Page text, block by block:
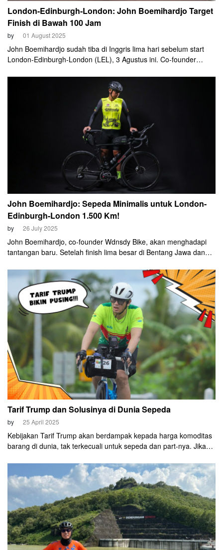
London-Edinburgh-London: John Boemihardjo Target
Finish di Bawah 100 Jam
by 01 August 2025
John Boemihardjo sudah tiba di Inggris lima hari sebelum start
London-Edinburgh-London (LEL), 3 Agustus ini. Co-founder
dengan cuaca. Sambil terus mempelajari rute dan perlengkapan
untuk event bersepeda 1.500 km tersebut.
John Boemihardjo: Sepeda Minimalis untuk London-
Edinburgh-London 1.500 Km!
by 26 July 2025
John Boemihardjo, co-founder Wdnsdy Bike, akan menghadapi
tantangan baru. Setelah finish lima besar di Bentang Jawa dan
John akan menggeber sepedanya di London-Edinburgh-London
(LEL), 3-8 Agustus ini.
Tarif Trump dan Solusinya di Dunia Sepeda
by 25 April 2025
Kebijakan Tarif Trump akan berdampak kepada harga komoditas
barang di dunia, tak terkecuali untuk sepeda dan part-nya. Jika
korbannya. Om Ray mencoba berbagi kiat untuk mengurangi
dampak dari Tarif Trump itu.